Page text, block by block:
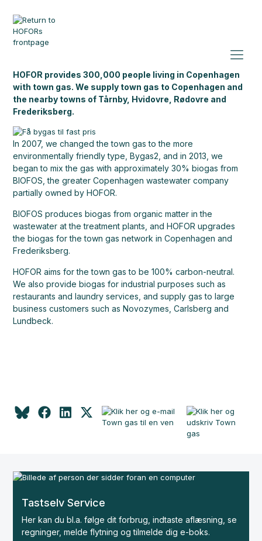
HOFOR provides 300,000 people living in Copenhagen
with town gas. We supply town gas to Copenhagen and
the nearby towns of Tårnby, Hvidovre, Rødovre and
Frederiksberg.
In 2007, we changed the town gas to the more
environmentally friendly type, Bygas2, and in 2013, we
began to mix the gas with approximately 30% biogas from
BIOFOS, the greater Copenhagen wastewater company
partially owned by HOFOR.
BIOFOS produces biogas from organic matter in the
wastewater at the treatment plants, and HOFOR upgrades
the biogas for the town gas network in Copenhagen and
Frederiksberg.
HOFOR aims for the town gas to be 100% carbon-neutral.
We also provide biogas for industrial purposes such as
restaurants and laundry services, and supply gas to large
business customers such as Novozymes, Carlsberg and
Lundbeck.
Tastselv Service
Her kan du bl.a. følge dit forbrug, indtaste aflæsning, se
regninger, melde flytning og tilmelde dig e-boks.